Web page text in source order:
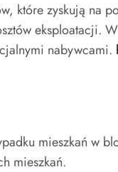
które zyskują na
eksploatacji.
nabywcami.
mieszkań w
mieszkań.